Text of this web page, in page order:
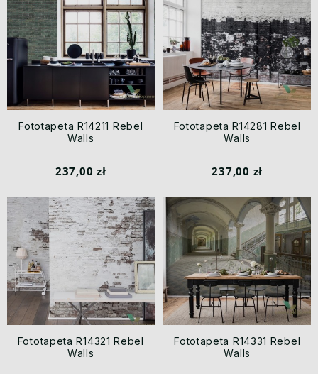
Fototapeta R14211 Rebel
Walls
237,00 zł
Fototapeta R14281 Rebel
Walls
237,00 zł
Fototapeta R14321 Rebel
Walls
Fototapeta R14331 Rebel
Walls